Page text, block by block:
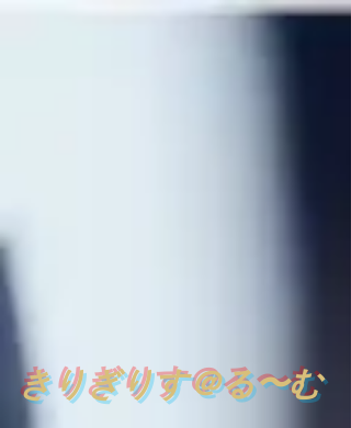
きりぎりす＠る〜む